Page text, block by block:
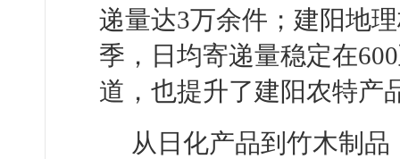
递量达3万余件；建阳地
季，日均寄递量稳定在
道，也提升了建阳农特产
从日化产品到竹木制